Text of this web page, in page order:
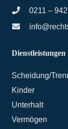
0211 –
Dienstleistungen
Scheidung/
Kinder
Unterhalt
Vermögen